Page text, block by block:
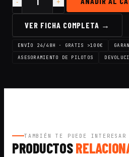
Cantidad
Antena
Lumenier
DUO
Patch
5.8GHz
VER FICHA COMPLETA →
ENVÍO 24/48H · GRATIS >100€
ASESORAMIENTO DE PILOTOS
TAMBIÉN TE PUEDE INTERESAR
PRODUCTOS